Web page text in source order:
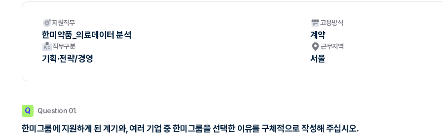
지원직무
한미약품_의료데이터 분석
고용방식
계약
직무구분
기획·전략/경영
근무지역
서울
Q Question 01.
한미그룹에 지원하게 된 계기와, 여러 기업 중 한미그룹을 선택한 이유를 구체적으로 작성해 주십시오.